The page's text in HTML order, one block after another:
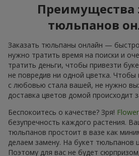
Преимущества
тюльпанов
Заказать тюльпаны онлайн —
нужно тратить время на поиски и
тратить деньги, чтобы привезти
не повредив ни одной цветка. Чтобы
с любовью стала вашей, не нужно
доставка цветов домой происходит
Беспокоитесь о качестве? Зря!
безупречность каждого растения.
тюльпанов простоит в вазе как
делаем замену. На букет тюльпанов
Поэтому для вас не будет